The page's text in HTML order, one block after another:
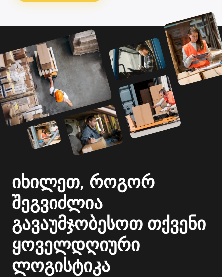
იხილეთ, როგორ
შეგვიძლია
გავაუმჯობესოთ თქვენი
ყოველდღიური
ლოგისტიკა